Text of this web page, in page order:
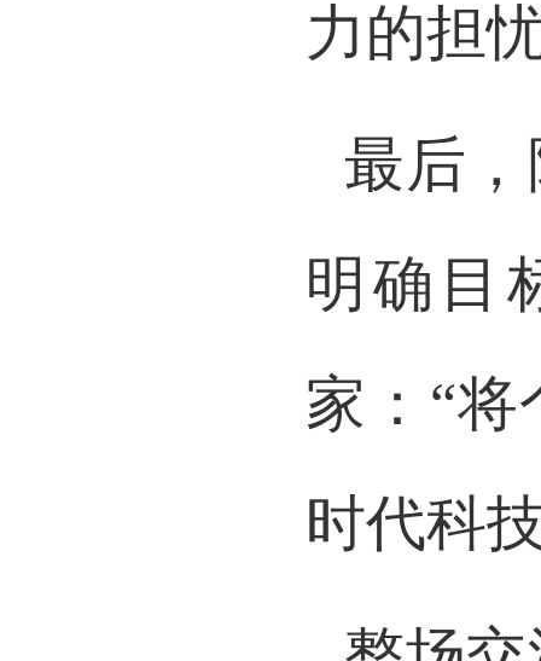
力的担
最后
明确目
家：
“
时代科